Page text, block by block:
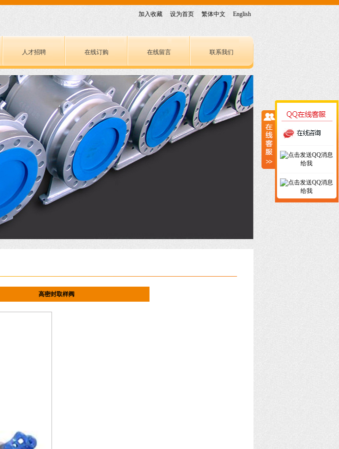
加入收藏 设为首页 繁体中文 English
人才招聘 在线订购 在线留言 联系我们
高密封取样阀